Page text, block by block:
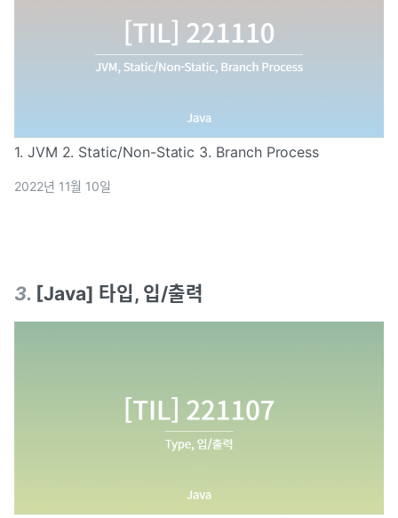
1. JVM 2. Static/Non-Static 3. Branch Process
2022년 11월 10일
3. [Java] 타입, 입/출력